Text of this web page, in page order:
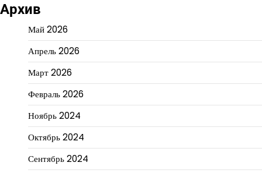
Архив
Май 2026
Апрель 2026
Март 2026
Февраль 2026
Ноябрь 2024
Октябрь 2024
Сентябрь 2024